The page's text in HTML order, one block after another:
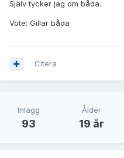
Själv tycker jag om båda.
Vote: Gillar båda
Citera
Inlägg
93
Ålder
19 år